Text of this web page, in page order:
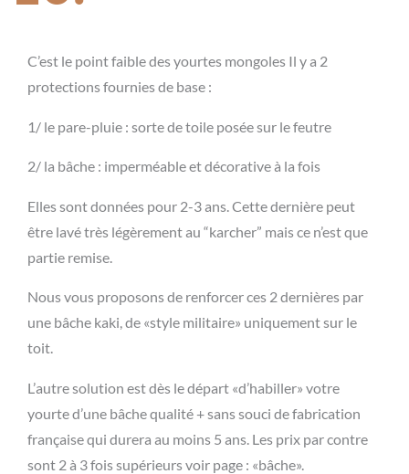
C’est le point faible des yourtes mongoles Il y a 2
protections fournies de base :
1/ le pare-pluie : sorte de toile posée sur le feutre
2/ la bâche : imperméable et décorative à la fois
Elles sont données pour 2-3 ans. Cette dernière peut
être lavé très légèrement au “karcher” mais ce n’est que
partie remise.
Nous vous proposons de renforcer ces 2 dernières par
une bâche kaki, de «style militaire» uniquement sur le
toit.
L’autre solution est dès le départ «d’habiller» votre
yourte d’une bâche qualité + sans souci de fabrication
française qui durera au moins 5 ans. Les prix par contre
sont 2 à 3 fois supérieurs voir page : «bâche».